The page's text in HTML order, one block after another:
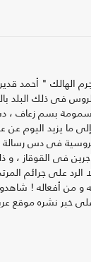
الهالك " أحمد
فى ذلك البلد
مسمومة بسم زعاف
ما يزيد اليوم
الروسية فى
فى القوقاز ،
على جرائم
" شهر مايو / آيار عام 2004